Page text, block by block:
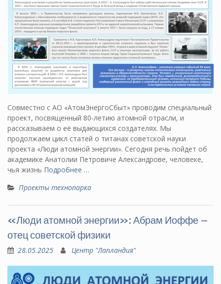
Совместно с АО «АтомЭнергоСбыт» проводим специальный
проект, посвященный 80-летию атомной отрасли, и
рассказываем о её выдающихся создателях. Мы
продолжаем цикл статей о титанах советской науки
проекта «Люди атомной энергии». Сегодня речь пойдет об
академике Анатолии Петровиче Александрове, человеке,
чья жизнь Подробнее …
Проекты технопарка
«Люди атомной энергии»: Абрам Иоффе –
отец советской физики
28.05.2025 Центр "Лапландия"